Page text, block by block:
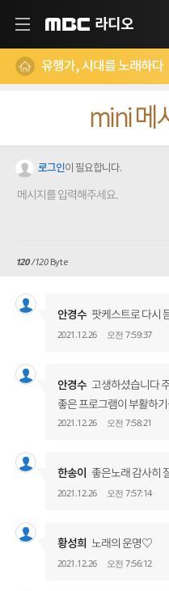
라디오
유행가, 시대를 노래하다
mini 메
로그인이 필요합니다.
120 /120Byte
안경수 팟케스트로 다시
2021.12.26 오전 7:59:37
안경수 고생하셨습니다
좋은 프로그램이 부활하
2021.12.26 오전 7:58:21
한송이 좋은노래 감사히
2021.12.26 오전 7:57:14
황성희 노래의 운명♡
2021.12.26 오전 7:56:12